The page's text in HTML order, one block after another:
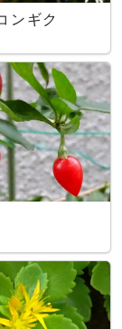
ンギク